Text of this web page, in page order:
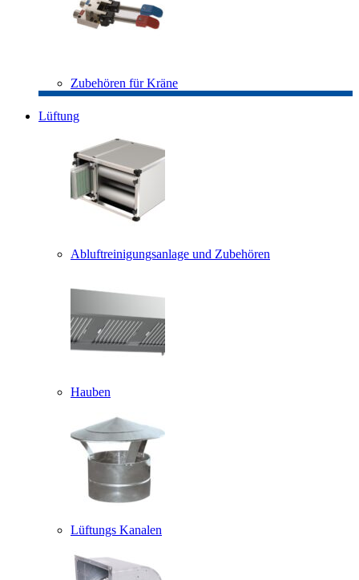
Zubehören für Kräne
Lüftung
Abluftreinigungsanlage und Zubehören
Hauben
Lüftungs Kanalen